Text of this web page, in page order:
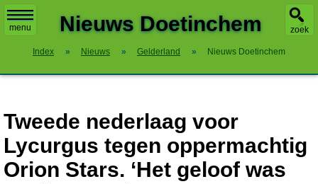
menu zoek
Nieuws Doetinchem
Index » Nieuws » Gelderland » Nieuws Doetinchem
Tweede nederlaag voor
Lycurgus tegen oppermachtig
Orion Stars. ‘Het geloof was